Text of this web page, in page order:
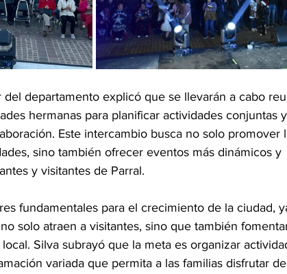
del departamento explicó que se llevarán a cabo
hermanas para planificar actividades conjuntas y
Este intercambio busca no solo promover
sino también ofrecer eventos más dinámicos y
y visitantes de Parral.
fundamentales para el crecimiento de la ciudad,
solo atraen a visitantes, sino que también
Silva subrayó que la meta es organizar
variada que permita a las familias disfrutar de